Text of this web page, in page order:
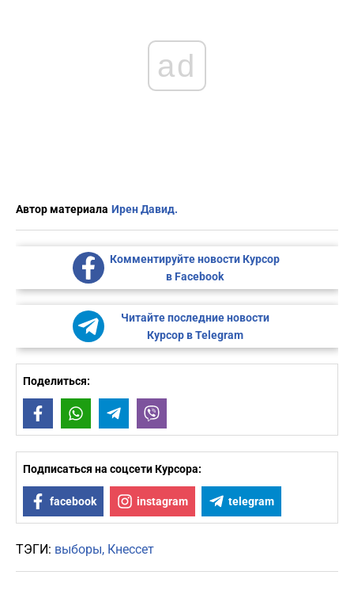
ad
Автор материала Ирен Давид.
Комментируйте новости Курсор
в Facebook
Читайте последние новости
Курсор в Telegram
Поделиться:
FacebookWhatsAppTelegram
Подписаться на соцсети Курсора:
facebook instagram telegram
ТЭГИ: выборы Кнессет